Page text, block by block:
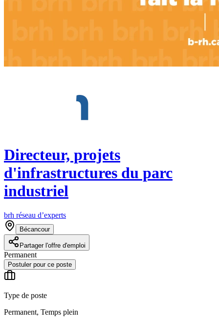
Directeur, projets
d'infrastructures du parc
industriel
brh réseau d’experts
Bécancour
Partager l'offre d'emploi
Permanent
Postuler pour ce poste
Type de poste
Permanent, Temps plein